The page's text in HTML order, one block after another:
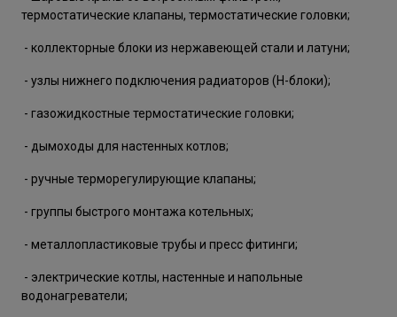
термостатические клапаны, термостатические головки;
- коллекторные блоки из нержавеющей стали и латуни;
- узлы нижнего подключения радиаторов (Н-блоки);
- газожидкостные термостатические головки;
- дымоходы для настенных котлов;
- ручные терморегулирующие клапаны;
- группы быстрого монтажа котельных;
- металлопластиковые трубы и пресс фитинги;
- электрические котлы, настенные и напольные
водонагреватели;